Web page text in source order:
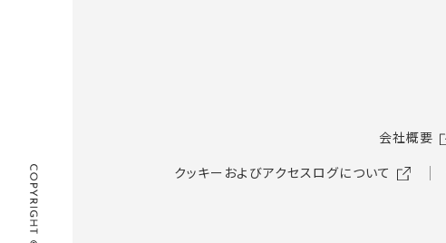
会社概要
クッキーおよびアクセスログについて